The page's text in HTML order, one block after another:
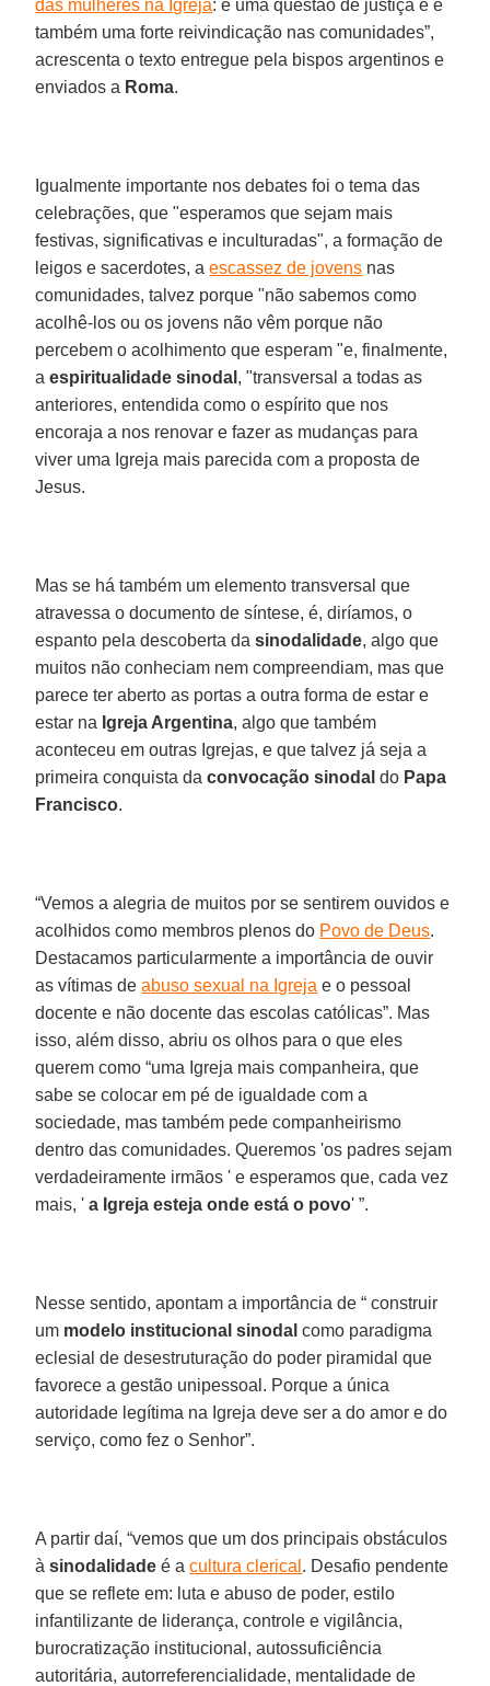
das mulheres na Igreja: é uma questão de justiça e é
também uma forte reivindicação nas comunidades”,
acrescenta o texto entregue pela bispos argentinos e
enviados a Roma.
Igualmente importante nos debates foi o tema das
celebrações, que "esperamos que sejam mais
festivas, significativas e inculturadas", a formação de
leigos e sacerdotes, aescassez de jovens nas
comunidades, talvez porque "não sabemos como
acolhê-los ou os jovens não vêm porque não
percebem o acolhimento que esperam "e, finalmente,
aespiritualidade sinodal , "transversal a todas as
anteriores, entendida como o espírito que nos
encoraja a nos renovar e fazer as mudanças para
viver uma Igreja mais parecida com a proposta de
Jesus.
Mas se há também um elemento transversal que
atravessa o documento de síntese, é, diríamos, o
espanto pela descoberta dasinodalidade, algo que
muitos não conheciam nem compreendiam, mas que
parece ter aberto as portas a outra forma de estar e
estar na Igreja Argentina, algo que também
aconteceu em outras Igrejas, e que talvez já seja a
primeira conquista daconvocação sinodal do Papa
Francisco.
“Vemos a alegria de muitos por se sentirem ouvidos e
acolhidos como membros plenos do Povo de Deus.
Destacamos particularmente a importância de ouvir
as vítimas deabuso sexual na Igreja e o pessoal
docente e não docente das escolas católicas”. Mas
isso, além disso, abriu os olhos para o que eles
querem como “uma Igreja mais companheira, que
sabe se colocar em pé de igualdade com a
sociedade, mas também pede companheirismo
dentro das comunidades. Queremos 'os padres sejam
verdadeiramente irmãos ' e esperamos que, cada vez
mais, 'a Igreja esteja onde está o povo' ”.
Nesse sentido, apontam a importância de “ construir
um modelo institucional sinodal como paradigma
eclesial de desestruturação do poder piramidal que
favorece a gestão unipessoal. Porque a única
autoridade legítima na Igreja deve ser a do amor e do
serviço, como fez o Senhor”.
A partir daí, “vemos que um dos principais obstáculos
àsinodalidade é acultura clerical . Desafio pendente
que se reflete em: luta e abuso de poder, estilo
infantilizante de liderança, controle e vigilância,
burocratização institucional, autossuficiência
autoritária, autorreferencialidade, mentalidade de